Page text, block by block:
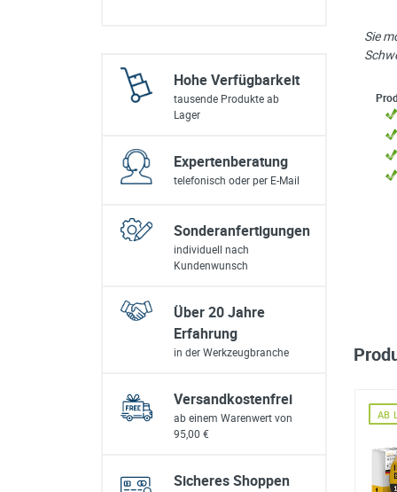
Hohe Verfügbarkeit
tausende Produkte ab
Lager
Expertenberatung
telefonisch oder per E-Mail
Sonderanfertigungen
individuell nach
Kundenwunsch
Über 20 Jahre
Erfahrung
in der Werkzeugbranche
Versandkostenfrei
ab einem Warenwert von
95,00 €
Sicheres Shoppen
Sie
AB LAGER AB LAGER AB